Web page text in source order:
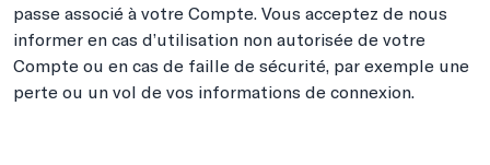
passe associé à votre Compte. Vous acceptez de nous
informer en cas d’utilisation non autorisée de votre
Compte ou en cas de faille de sécurité, par exemple une
perte ou un vol de vos informations de connexion.